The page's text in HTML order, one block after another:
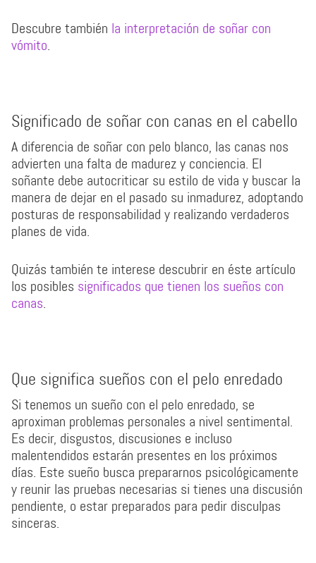
Descubre también la interpretación de soñar con
vómito.
Significado de soñar con canas en el cabello
A diferencia de soñar con pelo blanco, las canas nos
advierten una falta de madurez y conciencia. El
soñante debe autocriticar su estilo de vida y buscar la
manera de dejar en el pasado su inmadurez, adoptando
posturas de responsabilidad y realizando verdaderos
planes de vida.
Quizás también te interese descubrir en éste artículo
los posibles significados que tienen los sueños con
canas.
Que significa sueños con el pelo enredado
Si tenemos un sueño con el pelo enredado, se
aproximan problemas personales a nivel sentimental.
Es decir, disgustos, discusiones e incluso
malentendidos estarán presentes en los próximos
días. Este sueño busca prepararnos psicológicamente
y reunir las pruebas necesarias si tienes una discusión
pendiente, o estar preparados para pedir disculpas
sinceras.